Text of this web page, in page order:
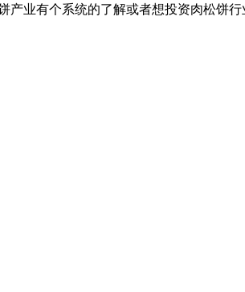
业有个系统的了解或者想投资肉松饼